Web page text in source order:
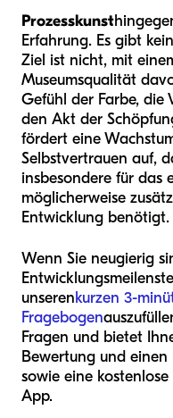
Prozesskunst
Erfahrung. Es gibt
Ziel ist nicht, mit
Museumsqualität
Gefühl der Farbe, die
den Akt der
fördert eine
Selbstvertrauen auf,
insbesondere für das
möglicherweise
Entwicklung benötigt.
Wenn Sie neugierig
unserenkurzen 3-
Fragebogen
Fragen und bietet
Bewertung und
sowie eine kostenlose
App.